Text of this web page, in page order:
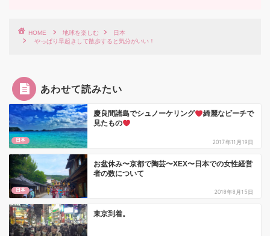
HOME 地球を楽しむ
日本
やっぱり早起きして散歩すると気分がいい！
あわせて読みたい
日本
慶良間諸島でシュノーケリング
綺麗なビーチで
見たもの
2017年11月19日
日本
お盆休み〜京都で陶芸〜XEX〜日本での女性経営
者の数について
2018年8月15日
東京到着。